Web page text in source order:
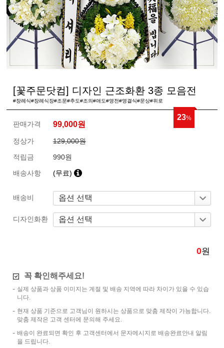
[꽃주문닷컴] 디자인 근조화환 3종 모음전
#장례식#장례식장#조문#추도#조의#애도#영전#영결식#문상#위로
23%
판매가격 99,000원
정상가
129,000원
적립금
990원
배송사항
(무료)
배송비
디자인화환
0원
꼭 확인해주세요!
실제 상품과 상품 이미지는 계절 및 배송 지역에 따라 차이가 있을 수 있습
니다.
현재 상품 기준으로 고객님이 원하시는 상품으로 맞춤 제작이 가능합니다.
맞춤 제작은 고객 센터에 문의해 주세요.
배송이 완료되면 확인 후 고객센터에서 문자메시지로 배송완료안내 알림
을 드립니다.